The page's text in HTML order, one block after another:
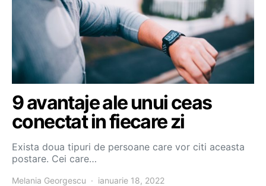
9 avantaje ale unui ceas
conectat in fiecare zi
Exista doua tipuri de persoane care vor citi aceasta
postare. Cei care…
Melania Georgescu ianuarie 18, 2022